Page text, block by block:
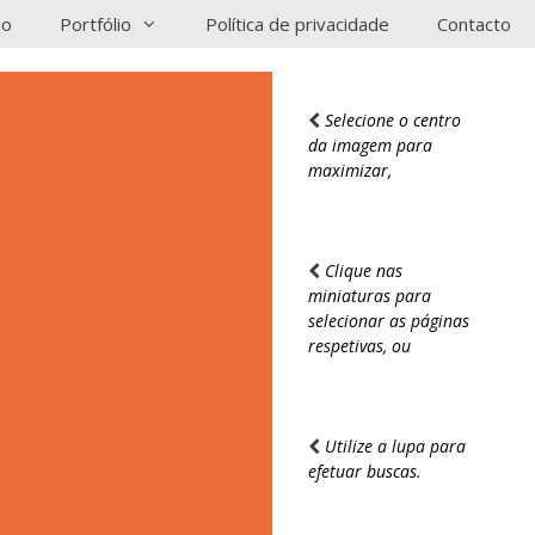
Portfólio Política de privacidade Contacto
Selecione o centro
da imagem para
maximizar,
Clique nas
miniaturas para
selecionar as páginas
respetivas, ou
Utilize a lupa para
efetuar buscas.